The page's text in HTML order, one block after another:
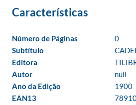
Número de Páginas
0
Subtítulo
Editora
Autor
null
Ano da Edição
1900
EAN13